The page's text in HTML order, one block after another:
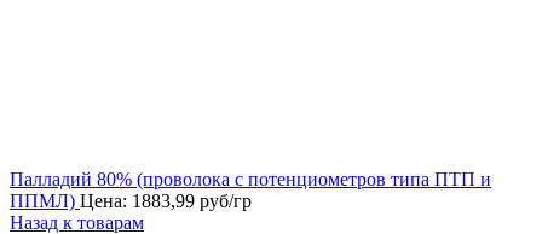
Палладий 80% (проволока с потенциометров типа ПТП и
ППМЛ) Цена: 1883,99 руб/гр
Назад к товарам